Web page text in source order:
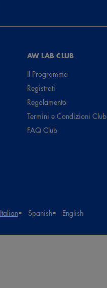
AW LAB CLUB
Il Programma
Registrati
Regolamento
Termini e Condizioni Club
FAQ Club
Italian Spanish English